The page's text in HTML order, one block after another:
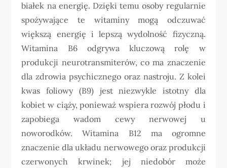
białek na energię. Dzięki temu osoby regularnie
spożywające te witaminy mogą odczuwać
większą energię i lepszą wydolność fizyczną.
Witamina B6 odgrywa kluczową rolę w
produkcji neurotransmiterów, co ma znaczenie
dla zdrowia psychicznego oraz nastroju. Z kolei
kwas foliowy (B9) jest niezwykle istotny dla
kobiet w ciąży, ponieważ wspiera rozwój płodu i
zapobiega wadom cewy nerwowej u
noworodków. Witamina B12 ma ogromne
znaczenie dla układu nerwowego oraz produkcji
czerwonych krwinek; jej niedobór może